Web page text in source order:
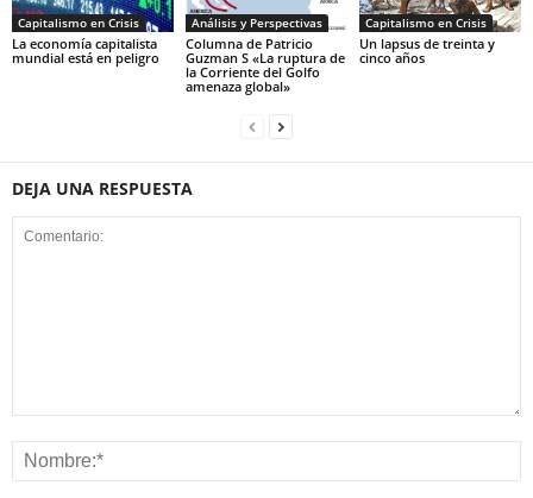
Capitalismo en Crisis
La economía capitalista
mundial está en peligro
Análisis y Perspectivas
Columna de Patricio
Guzman S «La ruptura de
la Corriente del Golfo
amenaza global»
Capitalismo en Crisis
Un lapsus de treinta y
cinco años
DEJA UNA RESPUESTA